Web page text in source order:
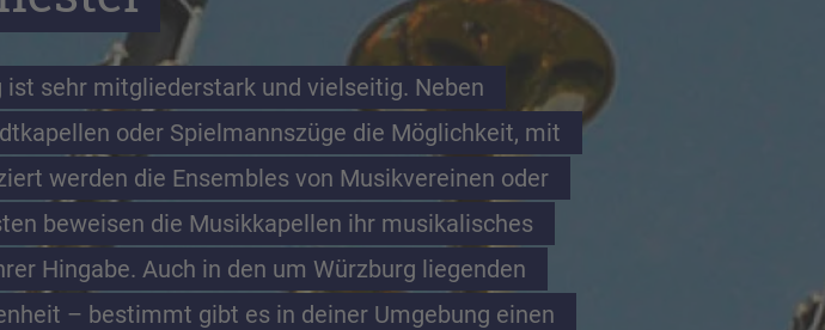
sehr mitgliederstark und vielseitig. Neben
oder Spielmannszüge die Möglichkeit, mit
werden die Ensembles von Musikvereinen oder
beweisen die Musikkapellen ihr musikalisches
Hingabe. Auch in den um Würzburg liegenden
– bestimmt gibt es in deiner Umgebung einen